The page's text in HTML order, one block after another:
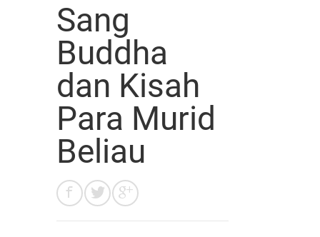
Sang
Buddha
dan Kisah
Para Murid
Beliau